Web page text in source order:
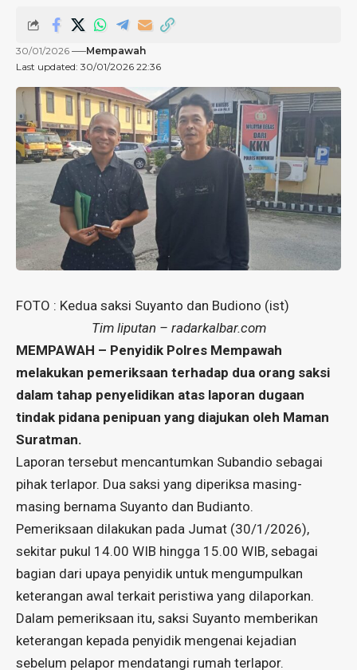
Last updated: 30/01/2026 22:36
30/01/2026 Mempawah
FOTO : Kedua saksi Suyanto dan Budiono (ist)
Tim liputan – radarkalbar.com
MEMPAWAH – Penyidik Polres Mempawah
melakukan pemeriksaan terhadap dua orang saksi
dalam tahap penyelidikan atas laporan dugaan
tindak pidana penipuan yang diajukan oleh Maman
Suratman.
Laporan tersebut mencantumkan Subandio sebagai
pihak terlapor. Dua saksi yang diperiksa masing-
masing bernama Suyanto dan Budianto.
Pemeriksaan dilakukan pada Jumat (30/1/2026),
sekitar pukul 14.00 WIB hingga 15.00 WIB, sebagai
bagian dari upaya penyidik untuk mengumpulkan
keterangan awal terkait peristiwa yang dilaporkan.
Dalam pemeriksaan itu, saksi Suyanto memberikan
keterangan kepada penyidik mengenai kejadian
sebelum pelapor mendatangi rumah terlapor.